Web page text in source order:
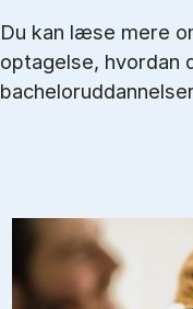
Du kan læse mere
optagelse, hvordan